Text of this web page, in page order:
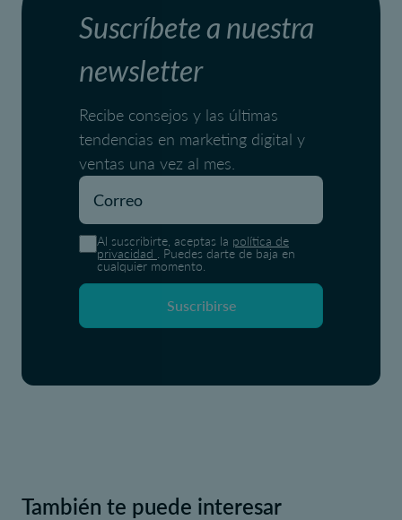
Suscríbete a nuestra
newsletter
Recibe consejos y las últimas
tendencias en marketing digital y
ventas una vez al mes.
Al suscribirte, aceptas la política de
privacidad
. Puedes darte de baja en
cualquier momento.
Suscribirse
También te puede interesar